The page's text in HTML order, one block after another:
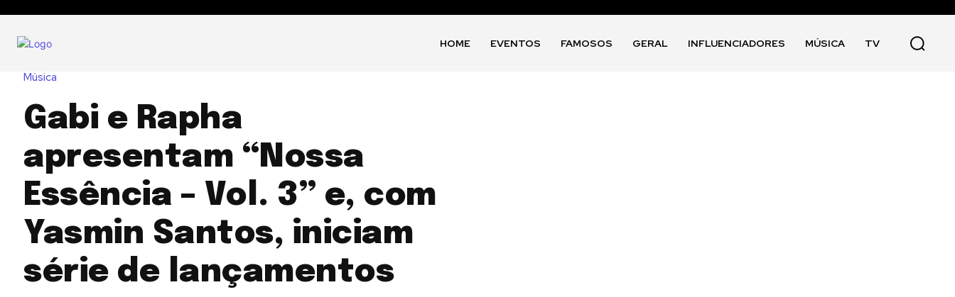
HOME EVENTOS FAMOSOS GERAL INFLUENCIADORES MÚSICA TV
Música
Gabi e Rapha
apresentam “Nossa
Essência – Vol. 3” e, com
Yasmin Santos, iniciam
série de lançamentos